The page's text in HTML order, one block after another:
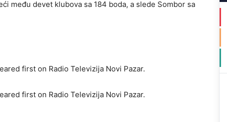
među devet klubova sa 184 boda, a slede Sombor sa
first on Radio Televizija Novi Pazar.
first on Radio Televizija Novi Pazar.